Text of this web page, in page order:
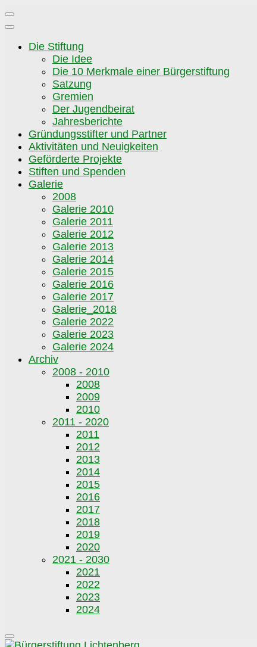
Zum
Inhalt
Die Stiftung
Die Idee
Die 10 Merkmale einer Bürgerstiftung
Satzung
Gremien
Der Jugendbeirat
Jahresberichte
Gründungsstifter und Partner
Aktivitäten und Neuigkeiten
Geförderte Projekte
Stiften und Spenden
Galerie
2008
Galerie 2010
Galerie 2011
Galerie 2012
Galerie 2013
Galerie 2014
Galerie 2015
Galerie 2016
Galerie 2017
Galerie_2018
Galerie 2022
Galerie 2023
Galerie 2024
Archiv
2008 - 2010
2008
2009
2010
2011 - 2020
2011
2012
2013
2014
2015
2016
2017
2018
2019
2020
2021 - 2030
2021
2022
2023
2024